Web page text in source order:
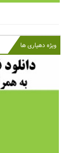
ویژه دهیاری ها